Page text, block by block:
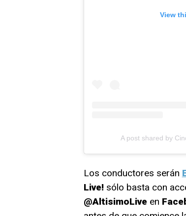
View
A post shared by
Los conductores serán
Live!sólo basta con
@AltisimoLiveen